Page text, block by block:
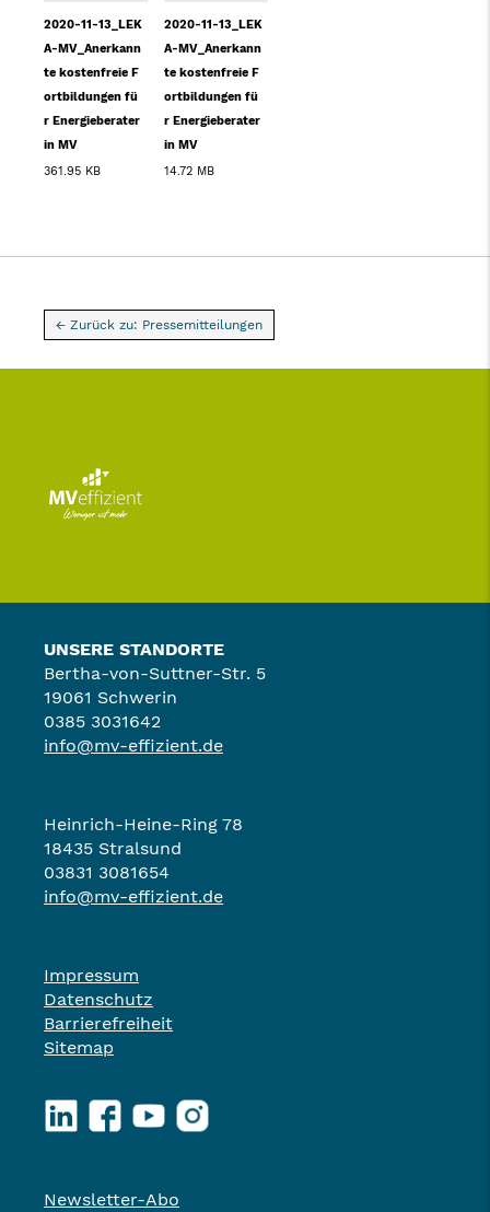
2020-11-13_LEK
A-MV_Anerkann
te kostenfreie F
ortbildungen fü
r Energieberater
in MV
361.95 KB
2020-11-13_LEK
A-MV_Anerkann
te kostenfreie F
ortbildungen fü
r Energieberater
in MV
14.72 MB
← Zurück zu: Pressemitteilungen
UNSERE STANDORTE
Bertha-von-Suttner-Str. 5
19061 Schwerin
0385 3031642
info@mv-effizient.de
Heinrich-Heine-Ring 78
18435 Stralsund
03831 3081654
info@mv-effizient.de
Impressum
Datenschutz
Barrierefreiheit
Sitemap
LinkedInFacebookYouTubeInstagram
Newsletter-Abo